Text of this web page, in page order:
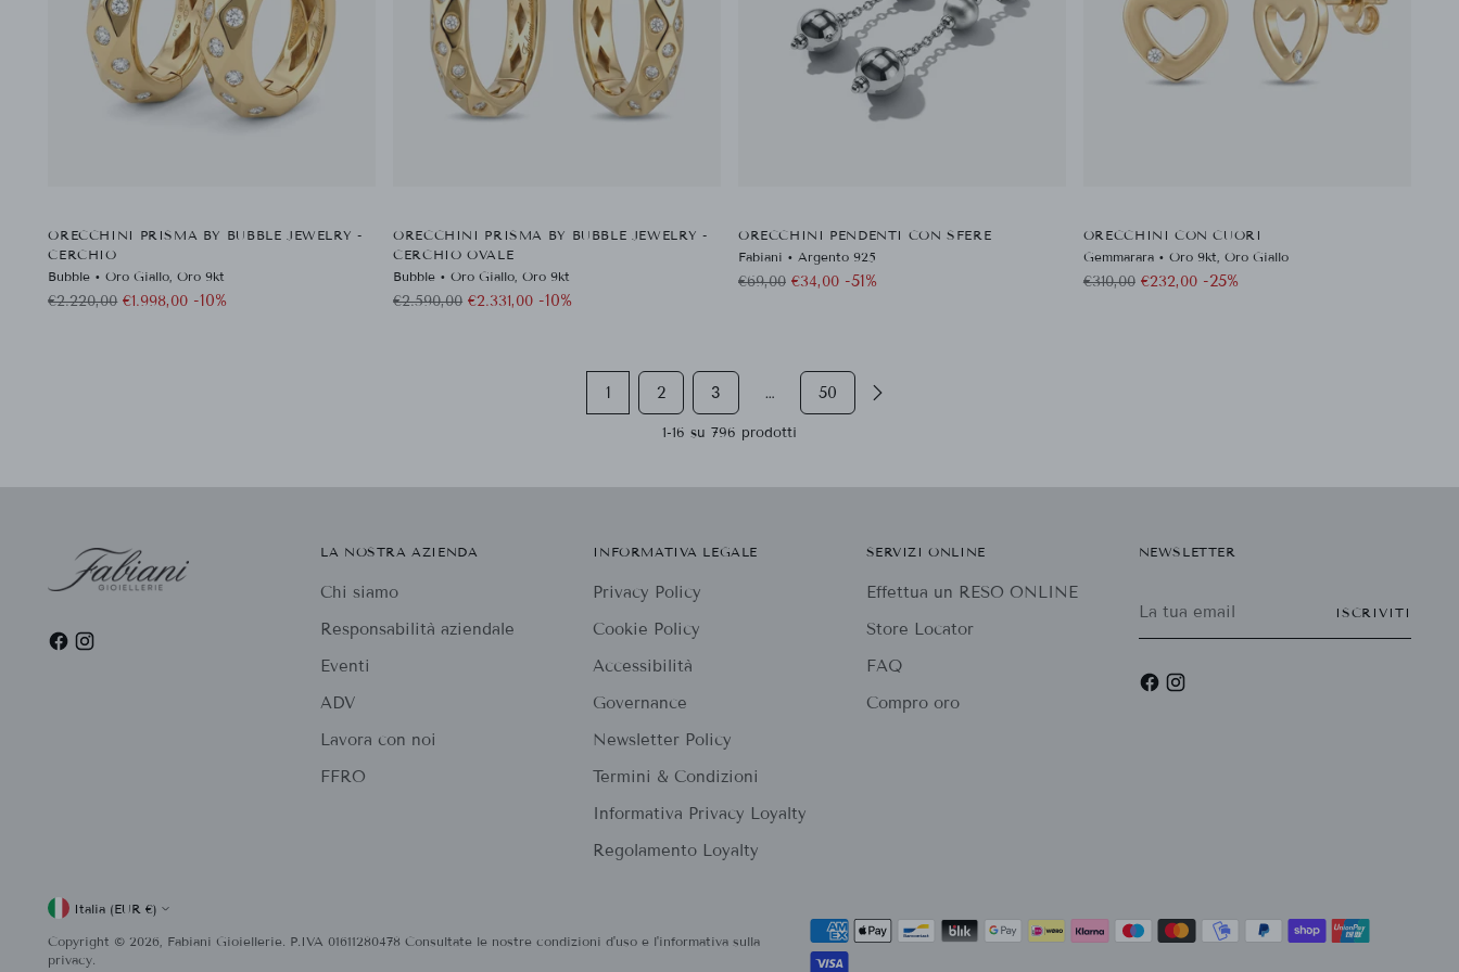
ORECCHINI PRISMA BY BUBBLE JEWELRY -
CERCHIO
Bubble • Oro Giallo, Oro 9kt
Prezzo
€2.220,00 €1.998,00 -10%
ORECCHINI PRISMA BY BUBBLE JEWELRY -
CERCHIO OVALE
Bubble • Oro Giallo, Oro 9kt
Prezzo
€2.590,00 €2.331,00 -10%
ORECCHINI PENDENTI CON SFERE
Fabiani • Argento 925
Prezzo
€69,00 €34,00 -51%
ORECCHINI CON CUORI
Gemmarara • Oro 9kt, Oro Giallo
Prezzo
€310,00 €232,00 -25%
1 2 3 … 50
1-16 su 796 prodotti
LA NOSTRA AZIENDA
Chi siamo
Responsabilità aziendale
Eventi
ADV
Lavora con noi
FFRO
INFORMATIVA LEGALE
Privacy Policy
Cookie Policy
Accessibilità
Governance
Newsletter Policy
Termini & Condizioni
Informativa Privacy Loyalty
Regolamento Loyalty
SERVIZI ONLINE
Effettua un RESO ONLINE
Store Locator
FAQ
Compro oro
NEWSLETTER
tua
email
ISCRIVITI
Valuta Italia (EUR €)
Copyright © 2026, Fabiani Gioiellerie. P.IVA 01611280478 Consultate le nostre condizioni d'uso e l'informativa sulla
privacy.